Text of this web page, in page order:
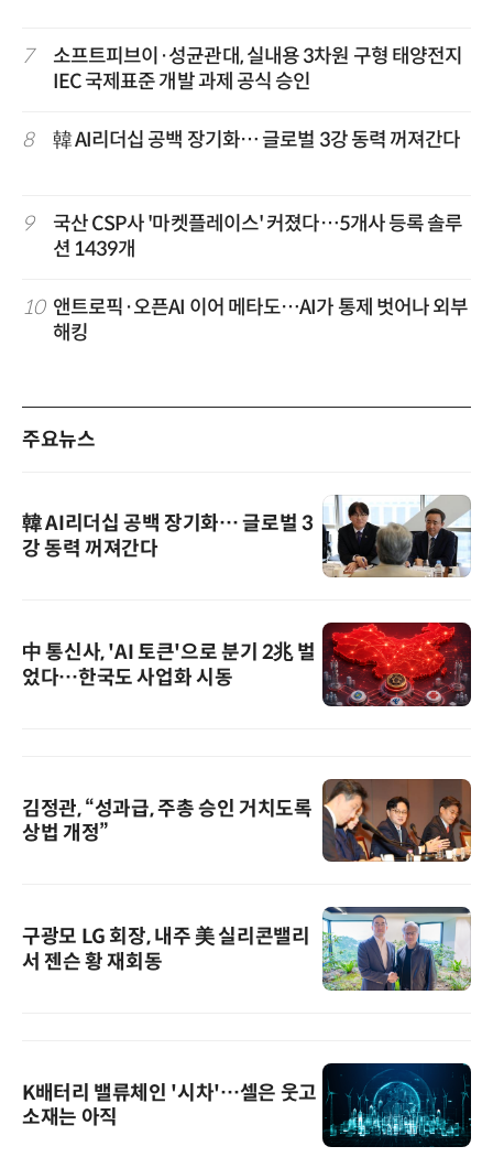
7
소프트피브이·성균관대, 실내용 3차원 구형 태양전지
IEC 국제표준 개발 과제 공식 승인
8 韓 AI리더십 공백 장기화… 글로벌 3강 동력 꺼져간다
9
국산 CSP사 '마켓플레이스' 커졌다…5개사 등록 솔루
션 1439개
10 앤트로픽·오픈AI 이어 메타도…AI가 통제 벗어나 외부
해킹
주요뉴스
韓 AI리더십 공백 장기화… 글로벌 3
강 동력 꺼져간다
中 통신사, 'AI 토큰'으로 분기 2兆 벌
었다…한국도 사업화 시동
김정관, “성과급, 주총 승인 거치도록
상법 개정”
구광모 LG 회장, 내주 美 실리콘밸리
서 젠슨 황 재회동
K배터리 밸류체인 '시차'…셀은 웃고
소재는 아직